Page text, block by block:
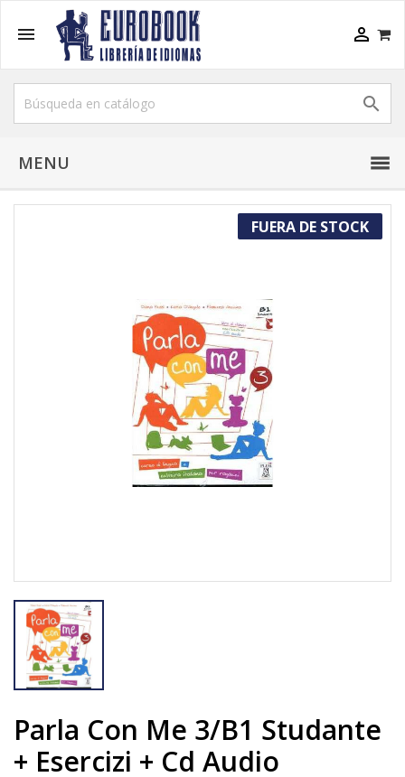
 

MENU
FUERA DE STOCK
Parla Con Me 3/B1 Studante
+ Esercizi + Cd Audio